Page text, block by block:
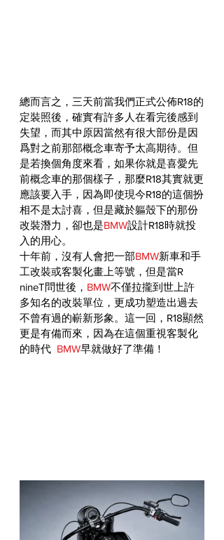
總而言之，三天前當我們正式公佈R18的
定裝照後，確實有許多人在看完後感到
失望，而其中原因當然有很大部份是因
爲對之前那部概念車寄予太高期待。但
是若換個角度來看，如果你就是喜愛先
前概念車的那個樣子，那麼R18其實就更
應該要入手，因為即使現今R18的這個扮
相不是太討喜，但是藏於軀殼下的那份
改裝潛力，卻也是BMW設計R18時就投
入的用心。
十年前，沒有人會把一部BMW新車和手
工改裝或客製化畫上等號，但是當R
nineT問世後， BMW不僅拉攏到世上許
多知名的改裝單位，更成功塑造出過去
不曾有過的嶄新形象。這一回，R18顯然
更是有備而來，因為在這個重視客製化
的時代 BMW早就做好了準備！